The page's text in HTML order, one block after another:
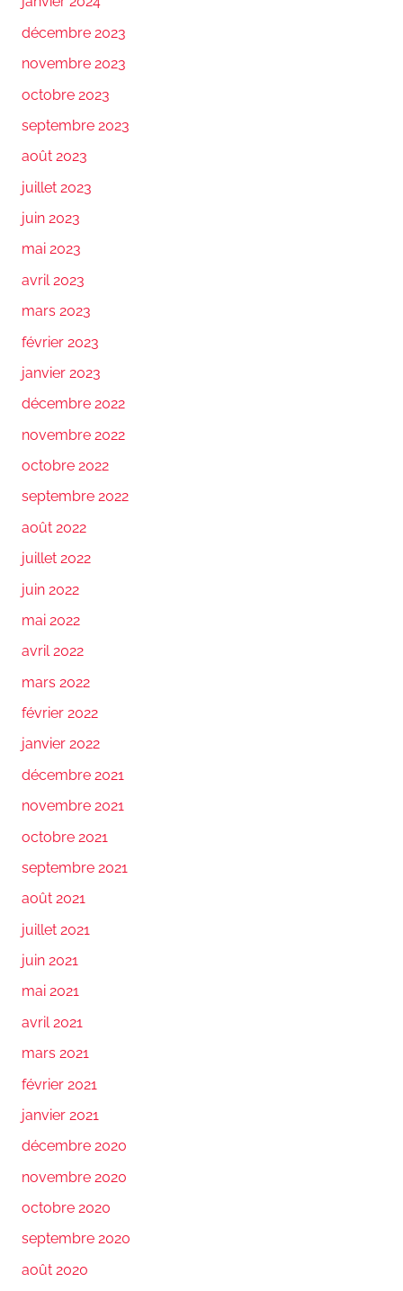
décembre 2023
novembre 2023
octobre 2023
septembre 2023
août 2023
juillet 2023
juin 2023
mai 2023
avril 2023
mars 2023
février 2023
janvier 2023
décembre 2022
novembre 2022
octobre 2022
septembre 2022
août 2022
juillet 2022
juin 2022
mai 2022
avril 2022
mars 2022
février 2022
janvier 2022
décembre 2021
novembre 2021
octobre 2021
septembre 2021
août 2021
juillet 2021
juin 2021
mai 2021
avril 2021
mars 2021
février 2021
janvier 2021
décembre 2020
novembre 2020
octobre 2020
septembre 2020
août 2020